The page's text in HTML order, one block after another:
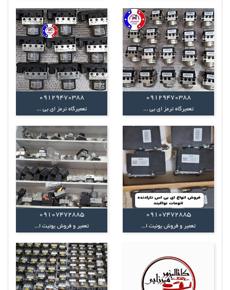
09129470388
تعمیرگاه ترمز ای بی ...
09129470388
تعمیرگاه ترمز ای بی ...
09107472885
تعمیر و فروش یونیت ا...
09107472885
تعمیر و فروش یونیت ا...